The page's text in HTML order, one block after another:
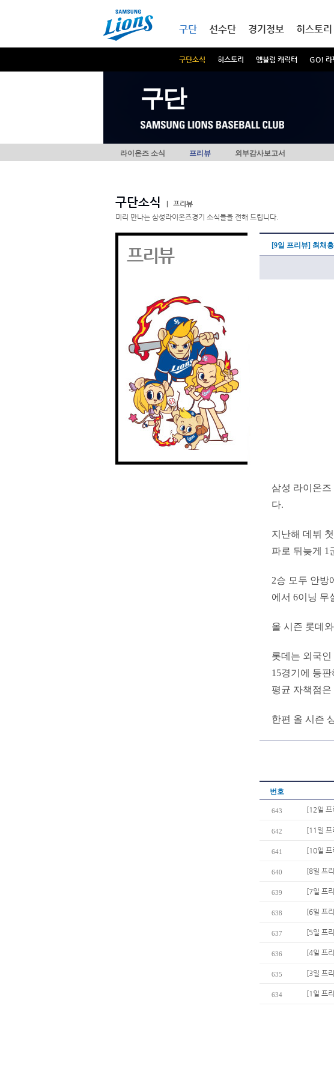
구단
구단소식 히스토리 엠블럼 캐릭터 GO! 라
선수단 경기정보 히스토리
구단
라이온즈 소식 프리뷰 외부감사보고서
구단소식
프리뷰
미리 만나는 삼성라이온즈경기 소식들을 전해 드립니다.
프리뷰 [9일 프리뷰] 최채
삼성 라이온즈
다.
지난해 데뷔
파로 뒤늦게 1
2승 모두 안방
에서 6이닝 무
올 시즌 롯데
롯데는 외국
15경기에 등
평균 자책점은
한편 올 시즌
번호
643 [12일 프
642 [11일 프
641 [10일 프
640 [8일 프
639 [7일 프
638 [6일 프
637 [5일 프
636 [4일 프
635 [3일 프
634 [1일 프